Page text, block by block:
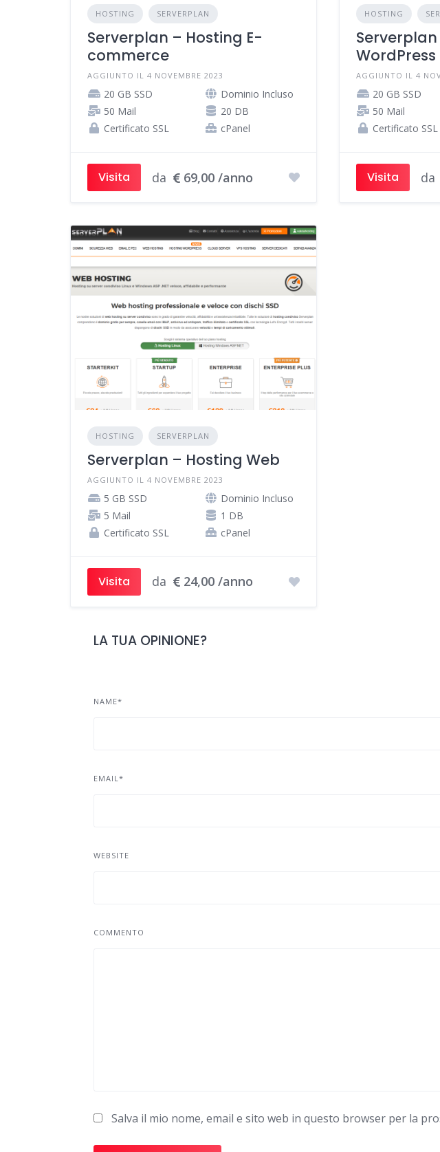
HOSTING SERVERPLAN
Serverplan – Hosting E-
commerce
AGGIUNTO IL 4 NOVEMBRE 2023
20 GB SSD
Dominio Incluso
50 Mail
20 DB
Certificato SSL
cPanel
Visita da 69,00 /anno
HOSTING
WordPress
AGGIUNTO IL 4
20 GB SSD
50 Mail
Certificato SSL
Visita da
HOSTING SERVERPLAN
Serverplan – Hosting Web
AGGIUNTO IL 4 NOVEMBRE 2023
5 GB SSD
Dominio Incluso
5 Mail
1 DB
Certificato SSL
cPanel
Visita da 24,00 /anno
LA TUA OPINIONE?
NAME*
EMAIL*
WEBSITE
COMMENTO
Salva il mio nome, email e sito web in questo browser per la